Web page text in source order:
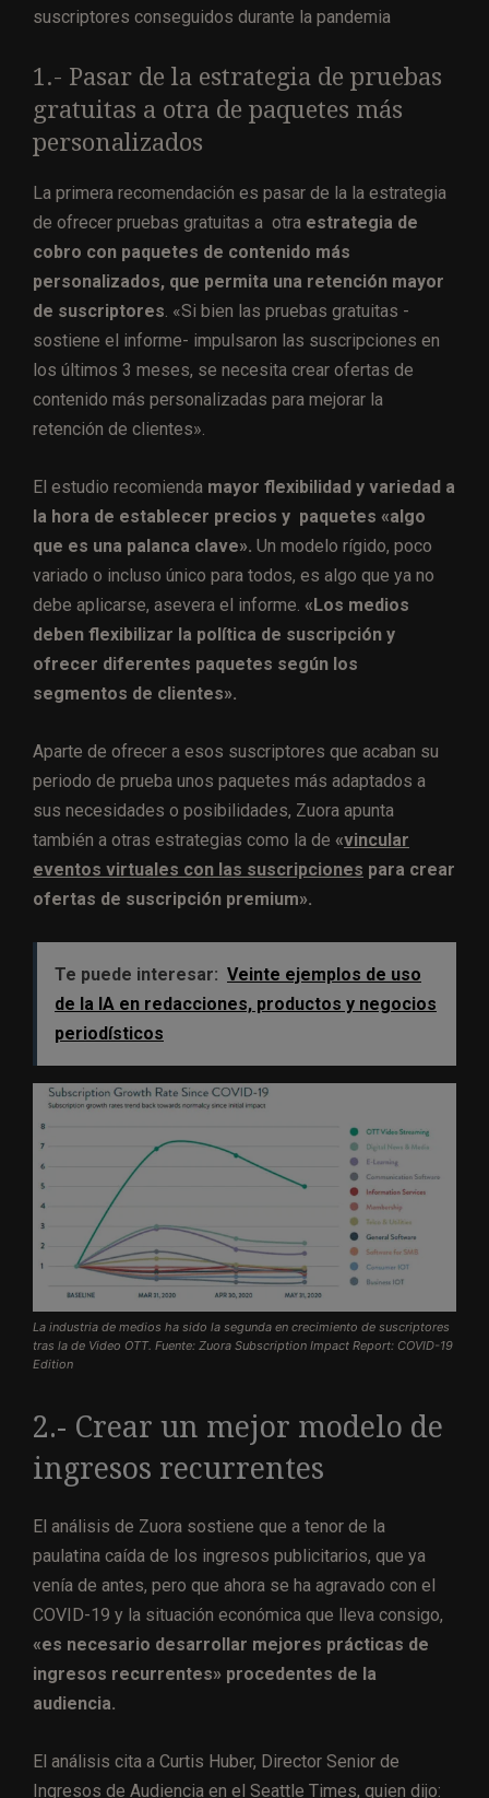
suscriptores conseguidos durante la pandemia
1.- Pasar de la estrategia de pruebas
gratuitas a otra de paquetes más
personalizados
La primera recomendación es pasar de la la estrategia
de ofrecer pruebas gratuitas a otra estrategia de
cobro con paquetes de contenido más
personalizados, que permita una retención mayor
de suscriptores. «Si bien las pruebas gratuitas -
sostiene el informe- impulsaron las suscripciones en
los últimos 3 meses, se necesita crear ofertas de
contenido más personalizadas para mejorar la
retención de clientes».
El estudio recomienda mayor flexibilidad y variedad a
la hora de establecer precios y paquetes «algo
que es una palanca clave». Un modelo rígido, poco
variado o incluso único para todos, es algo que ya no
debe aplicarse, asevera el informe. «Los medios
deben flexibilizar la política de suscripción y
ofrecer diferentes paquetes según los
segmentos de clientes».
Aparte de ofrecer a esos suscriptores que acaban su
periodo de prueba unos paquetes más adaptados a
sus necesidades o posibilidades, Zuora apunta
también a otras estrategias como la de «vincular
eventos virtuales con las suscripciones para crear
ofertas de suscripción premium».
Te puede interesar: Veinte ejemplos de uso
de la IA en redacciones, productos y negocios
periodísticos
La industria de medios ha sido la segunda en crecimiento de suscriptores
tras la de Video OTT. Fuente: Zuora Subscription Impact Report: COVID-19
Edition
2.- Crear un mejor modelo de
ingresos recurrentes
El análisis de Zuora sostiene que a tenor de la
paulatina caída de los ingresos publicitarios, que ya
venía de antes, pero que ahora se ha agravado con el
COVID-19 y la situación económica que lleva consigo,
«es necesario desarrollar mejores prácticas de
ingresos recurrentes» procedentes de la
audiencia.
El análisis cita a Curtis Huber, Director Senior de
Ingresos de Audiencia en el Seattle Times, quien dijo: